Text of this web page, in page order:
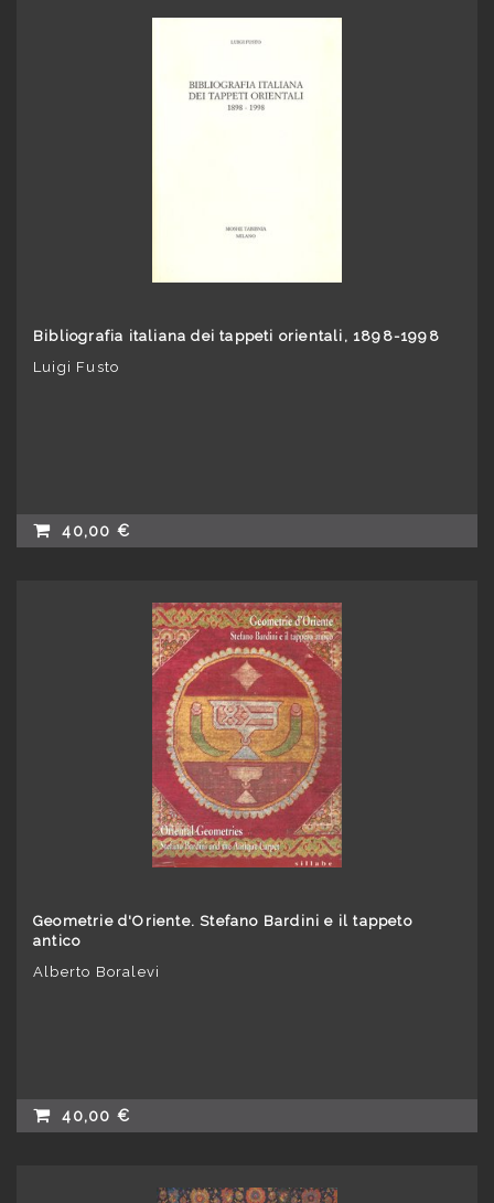
Bibliografia italiana dei tappeti orientali, 1898-1998
Luigi Fusto
40,00 €
Geometrie d'Oriente. Stefano Bardini e il tappeto
antico
Alberto Boralevi
40,00 €